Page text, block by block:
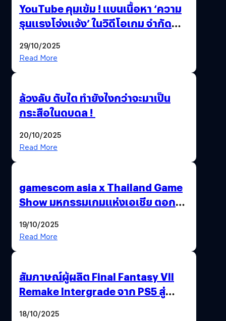
YouTube คุมเข้ม ! แบนเนื้อหา ‘ความ
รุนแรงโจ่งแจ้ง’ ในวิดีโอเกม จำกัด
29/10/2025
Read More
ล้วงลับ ตับไต ทำยังไงกว่าจะมาเป็น
กระสือในดบดล !
20/10/2025
Read More
gamescom asia x Thailand Game
Show มหกรรมเกมแห่งเอเชีย ตอกย้ำ
พาณิชย์ร่วมชูความสำเร็จ
19/10/2025
Read More
สัมภาษณ์ผู้ผลิต Final Fantasy VII
Remake Intergrade จาก PS5 สู่
18/10/2025